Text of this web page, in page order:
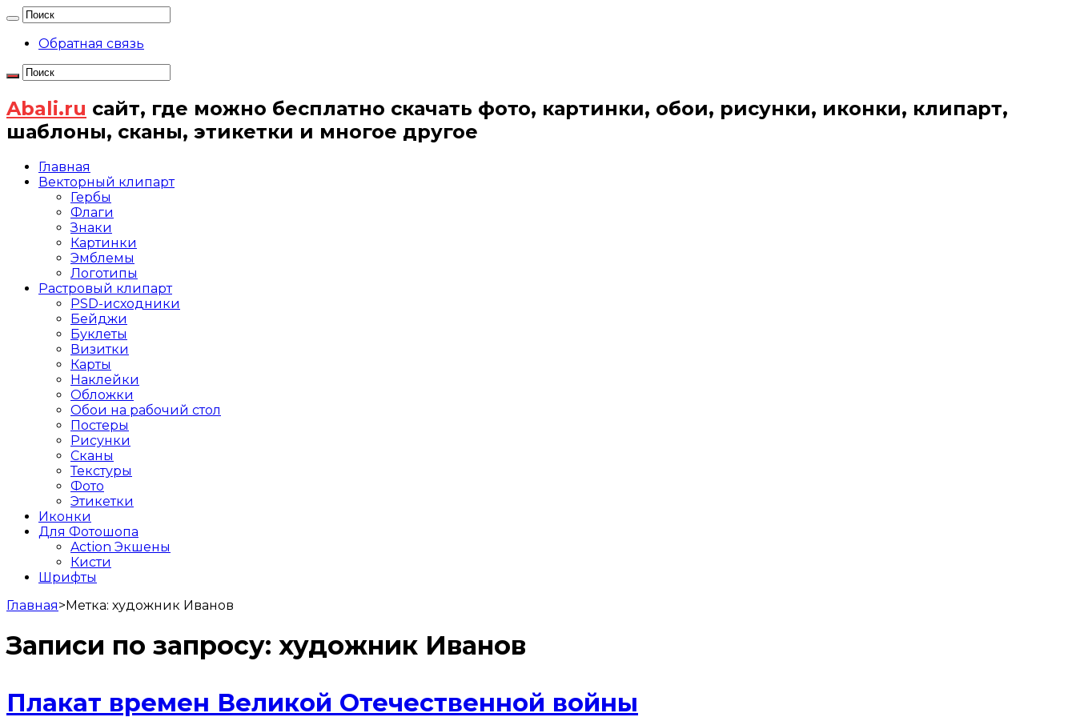
Обратная связь
Abali.ru сайт, где можно бесплатно скачать фото, картинки, обои, рисунки, иконки, клипарт,
шаблоны, сканы, этикетки и многое другое
Главная
Векторный клипарт
Гербы
Флаги
Знаки
Картинки
Эмблемы
Логотипы
Растровый клипарт
PSD-исходники
Бейджи
Буклеты
Визитки
Карты
Наклейки
Обложки
Обои на рабочий стол
Постеры
Рисунки
Сканы
Текстуры
Фото
Этикетки
Иконки
Для Фотошопа
Action Экшены
Кисти
Шрифты
Главная>Метка: художник Иванов
Записи по запросу: художник Иванов
Плакат времен Великой Отечественной войны